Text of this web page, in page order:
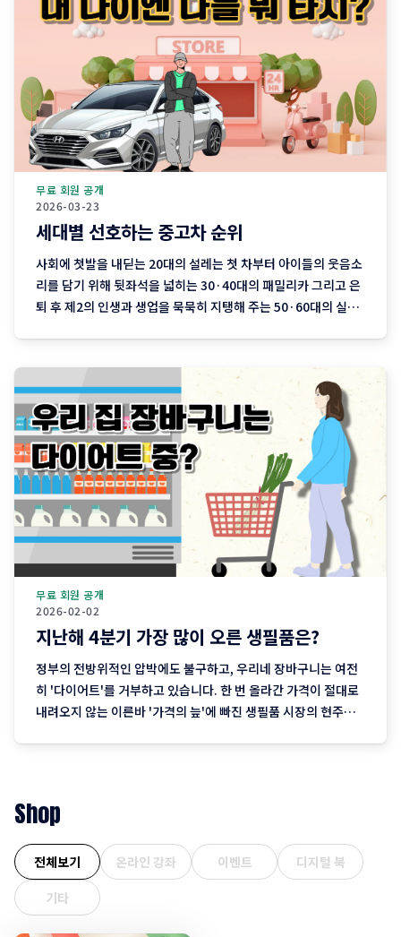
2026-03-23
무료 회원 공개
세대별 선호하는 중고차 순위
사회에 첫발을 내딛는 20대의 설레는 첫 차부터 아이들의 웃음소
리를 담기 위해 뒷좌석을 넓히는 30·40대의 패밀리카 그리고 은
퇴 후 제2의 인생과 생업을 묵묵히 지탱해 주는 50·60대의 실용
의 모습이 고스란히 담겨 있습니다. 연령대에 따라
2026-02-02
무료 회원 공개
지난해 4분기 가장 많이 오른 생필품은?
정부의 전방위적인 압박에도 불구하고, 우리네 장바구니는 여전
히 '다이어트'를 거부하고 있습니다. 한 번 올라간 가격이 절대로
내려오지 않는 이른바 '가격의 늪'에 빠진 생필품 시장의 현주소
Shop
전체보기 온라인 강좌 이벤트
디지털 북
기타